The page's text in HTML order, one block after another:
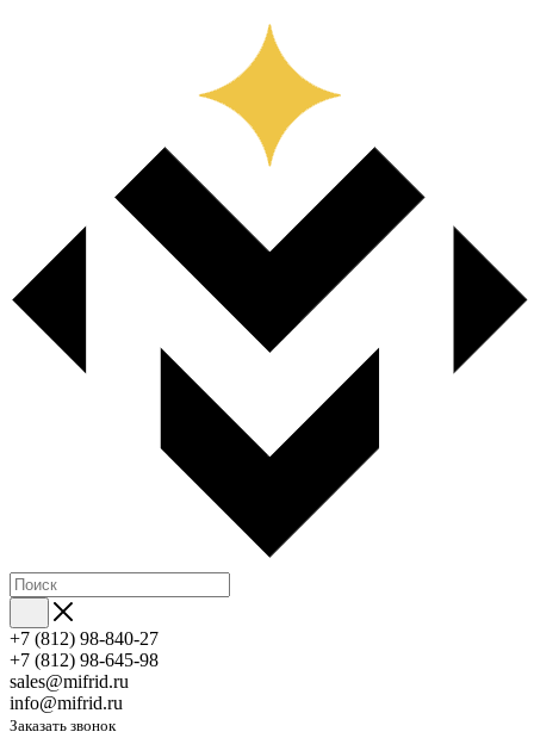
+7 (812) 98-840-27
+7 (812) 98-645-98
sales@mifrid.ru
info@mifrid.ru
Заказать звонок